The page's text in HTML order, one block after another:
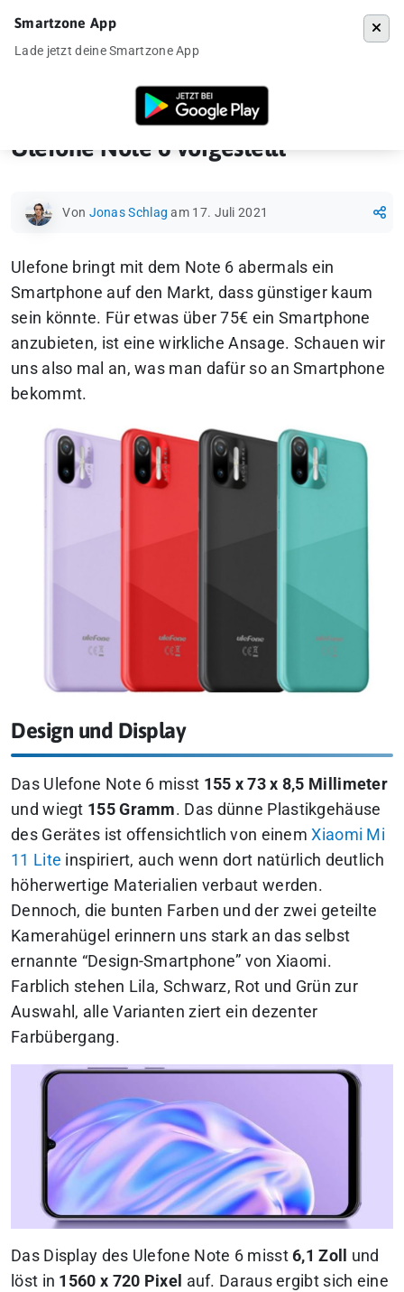
Ankündigung Ulefone Note 6 vorgestellt
Ulefone Note 6 vorgestellt
Von Jonas Schlag am 17. Juli 2021
Ulefone bringt mit dem Note 6 abermals ein
Smartphone auf den Markt, dass günstiger kaum
sein könnte. Für etwas über 75€ ein Smartphone
anzubieten, ist eine wirkliche Ansage. Schauen wir
uns also mal an, was man dafür so an Smartphone
bekommt.
Design und Display
Das Ulefone Note 6 misst 155 x 73 x 8,5 Millimeter
und wiegt 155 Gramm. Das dünne Plastikgehäuse
des Gerätes ist offensichtlich von einemXiaomi Mi
11 Lite inspiriert, auch wenn dort natürlich deutlich
höherwertige Materialien verbaut werden.
Dennoch, die bunten Farben und der zwei geteilte
Kamerahügel erinnern uns stark an das selbst
ernannte “Design-Smartphone” von Xiaomi.
Farblich stehen Lila, Schwarz, Rot und Grün zur
Auswahl, alle Varianten ziert ein dezenter
Farbübergang.
Das Display des Ulefone Note 6 misst6,1 Zoll
und
löst in 1560 x 720 Pixel auf. Daraus ergibt sich eine
Smartzone App
Lade jetzt deine Smartzone App